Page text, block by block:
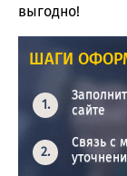
выгодно!
ШАГИ
сайте
Связь с